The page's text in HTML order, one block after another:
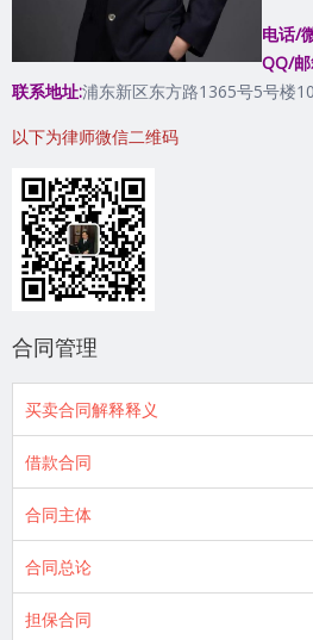
电话/
QQ/邮
联系地址:浦东新区东方路1365号5号楼
以下为律师微信二维码
合同管理
买卖合同解释释义
借款合同
合同主体
合同总论
担保合同